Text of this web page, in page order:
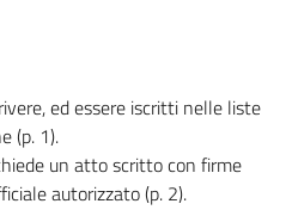
ed essere iscritti nelle liste
(p. 1).
un atto scritto con firme
autorizzato (p. 2).